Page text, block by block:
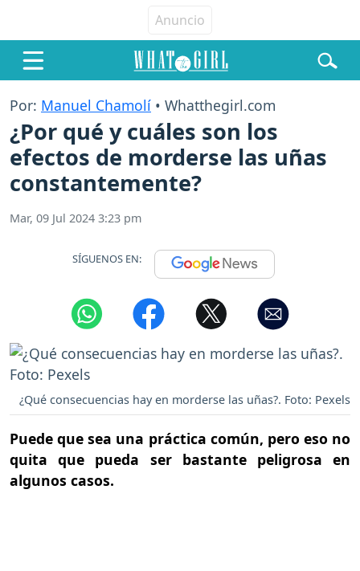
Por: Manuel Chamolí • Whatthegirl.com
¿Por qué y cuáles son los
efectos de morderse las uñas
constantemente?
Mar, 09 Jul 2024 3:23 pm
SÍGUENOS EN:
¿Qué consecuencias hay en morderse las uñas?. Foto: Pexels
Puede que sea una práctica común, pero eso no
quita que pueda ser bastante peligrosa en
algunos casos.